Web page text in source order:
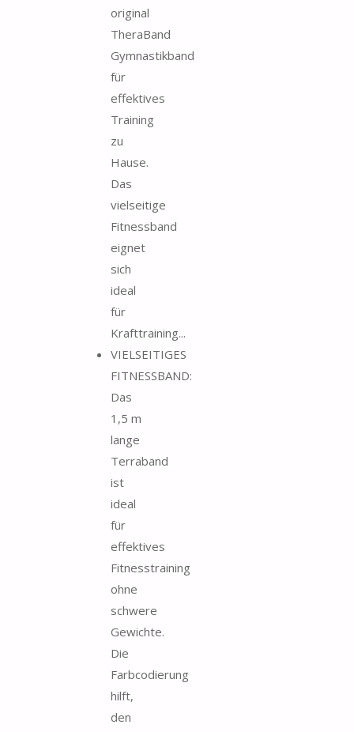
original
TheraBand
Gymnastikband
für
effektives
Training
zu
Hause.
Das
vielseitige
Fitnessband
eignet
sich
ideal
für
Krafttraining...
VIELSEITIGES
FITNESSBAND:
Das
1,5 m
lange
Terraband
ist
ideal
für
effektives
Fitnesstraining
ohne
schwere
Gewichte.
Die
Farbcodierung
hilft,
den